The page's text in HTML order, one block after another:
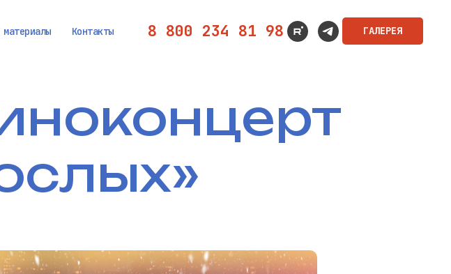
Контакты 8 800 234 81 98 ГАЛЕРЕЯ